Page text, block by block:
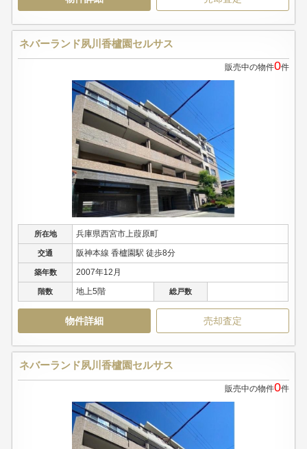
ネバーランド夙川香櫨園セルサス
販売中の物件0件
所在地 兵庫県西宮市上葭原町
交通 阪神本線 香櫨園駅 徒歩8分
築年数 2007年12月
階数 地上5階 総戸数
物件詳細 売却査定
ネバーランド夙川香櫨園セルサス
販売中の物件0件